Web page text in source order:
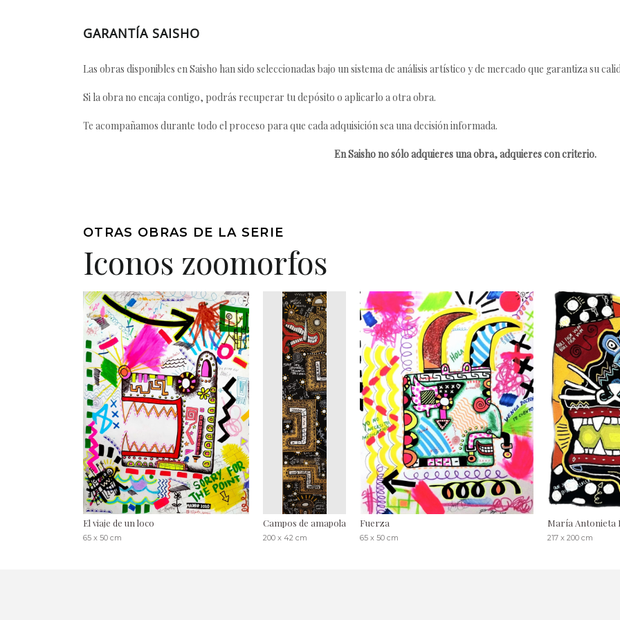
GARANTÍA SAISHO
Las obras disponibles en Saisho han sido seleccionadas bajo un sistema de análisis artístico y de mercado que garantiza su
Si la obra no encaja contigo, podrás recuperar tu depósito o aplicarlo a otra obra.
Te acompañamos durante todo el proceso para que cada adquisición sea una decisión informada.
En Saisho no sólo adquieres una obra, adquieres con criterio.
OTRAS OBRAS DE LA SERIE
Iconos zoomorfos
El viaje de un loco
65 x 50 cm
Campos de amapola
200 x 42 cm
Fuerza
65 x 50 cm
María Antonieta
217 x 200 cm